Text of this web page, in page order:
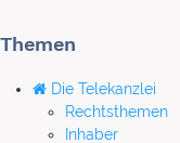
Themen
Die Telekanzlei
Rechtsthemen
Inhaber